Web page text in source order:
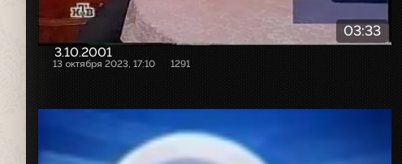
03:33
3.10.2001
13 октября 2023, 17:10 1291